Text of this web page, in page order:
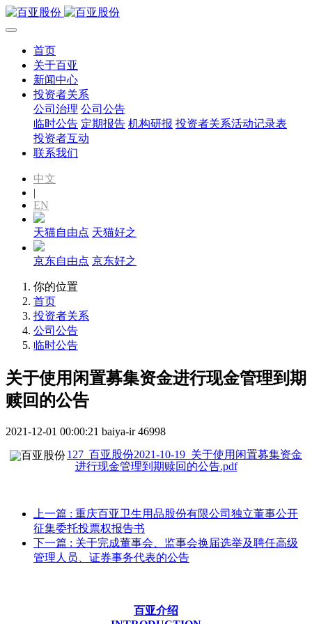
首页
关于百亚
新闻中心
投资者关系
公司治理 公司公告
临时公告 定期报告 机构研报 投资者关系活动记录表
投资者互动
联系我们
中文
|
EN
天猫自由点 天猫好之
京东自由点 京东好之
你的位置
首页
投资者关系
公司公告
临时公告
关于使用闲置募集资金进行现金管理到期
赎回的公告
2021-12-01 00:00:21 baiya-ir 46998
127_百亚股份2021-10-19_关于使用闲置募集资金
进行现金管理到期赎回的公告.pdf
上一篇 : 重庆百亚卫生用品股份有限公司独立董事公开
征集委托投票权报告书
下一篇 : 关于完成董事会、监事会换届选举及聘任高级
管理人员、证券事务代表的公告
百亚介绍